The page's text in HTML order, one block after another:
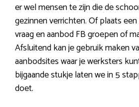
er wel mensen te zijn die de
gezinnen verrichten. Of plaats
vraag en aanbod FB groepen of
Afsluitend kan je gebruik maken
aanbodsites waar je werksters
bijgaande stukje laten we in 5
doet.